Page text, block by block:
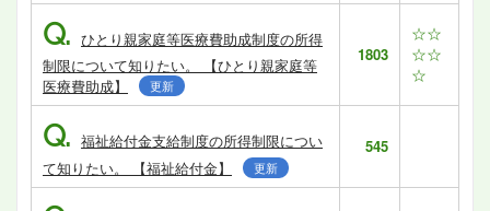
Q. ひとり親家庭等医療費助成制度の所得
制限について知りたい。 【ひとり親家庭等
医療費助成】
更新
1803
☆☆
☆☆
☆
Q. 福祉給付金支給制度の所得制限につい
て知りたい。 【福祉給付金】
更新
545